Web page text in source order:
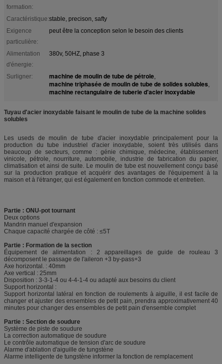
formation:
Caractéristique:stable, precison, safty
Exigence
particulière:
peut être la conception selon le besoin des clients
Alimentation
d'énergie:
380v, 50HZ, phase 3
Surligner: machine de moulin de tube de pétrole,
machine triphasée de moulin de tube de solides solubles,
machine rectangulaire de tuberie d'acier inoxydable
Tuyau d'acier inoxydable faisant le moulin de tube de la machine solides
solubles
Les useds de moulin de tube d'acier inoxydable principalement pour la
production du tube industriel d'acier inoxydable, soient très utilisés dans
beaucoup de secteurs, comme : génie chimique, médecine, établissement
vinicole, pétrole, nourriture, automobile, industrie de fabrication du papier,
climatisation et ainsi de suite. Le moulin de tube est nouvellement conçu basé
sur la production pratique et acquérir des avantages de l'équipement à la
maison et à l'étranger, qui est également en fonction commode et entretien.
Partie : ONU-pot tournant
Deux options
Mandrin manuel d'expansion
Chaque capacité chargée de côté : ≤5T
Partie : Formation de la section
Équipement de alimentation : 2 appareillages de guide de rouleau 3
décomposent le passage de l'aileron +3 by-pass+3
Axe horizontal. : 40mm
Axe vertical : 25mm
Disposition : 3-3-1-4 ou 4-4-1-4 ou adapté aux besoins du client
Support horizontal :
Support horizontal latéral en fonction de roulements à aiguille, il est facile de
changer et ajuster des ensembles de petit pain, prendra approximativement 40
minutes pour changer des ensembles de petit pain d'ensemble complet
Partie : Section de soudure
Système de piste de soudure
La correction automatique de soudure
Le contrôle automatique de tension d'arc de soudure
Alarme d'ablation d'aiguille de tungstène
Alarme intelligente de tungstène informer la fonction de remplacement